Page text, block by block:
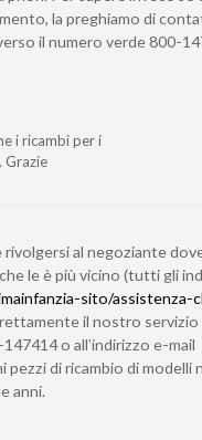
la preghiamo di
il numero verde 800-
i ricambi per i
Grazie
al negoziante
le è più vicino (tutti gli
sito/assistenza-
il nostro servizio
o all’indirizzo e-mail
pezzi di ricambio di modelli
anni.